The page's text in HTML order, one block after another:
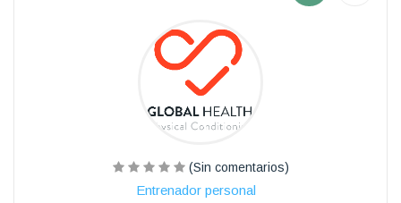
(Sin comentarios)
Entrenador personal